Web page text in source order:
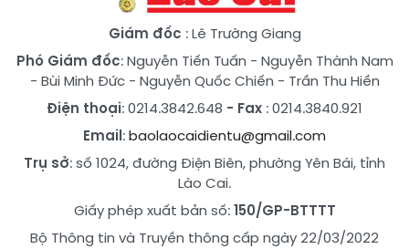
Giám đốc : Lê Trường Giang
Phó Giám đốc:Nguyễn Tiến Tuấn - Nguyễn Thành Nam
- Bùi Minh Đức- Nguyễn Quốc Chiến - Trần Thu Hiền
Điện thoại: 0214.3842.648 - Fax : 0214.3840.921
Email:baolaocaidientu@gmail.com
Trụ sở: số 1024, đường Điện Biên, phường Yên Bái, tỉnh
Lào Cai.
Giấy phép xuất bản số:150/GP-BTTTT
Bộ Thông tin và Truyền thông cấp ngày 22/03/2022